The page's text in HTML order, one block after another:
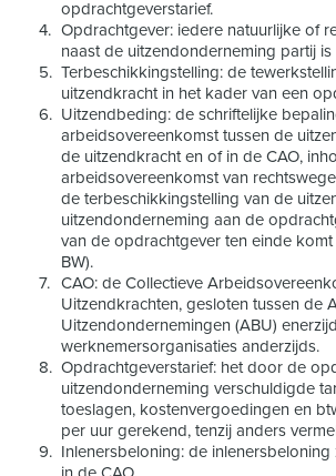
opdrachtgeverstarief.
Opdrachtgever: iedere natuurlijke of
naast de uitzendonderneming partij
Terbeschikkingstelling: de
uitzendkracht in het kader van een
Uitzendbeding: de schriftelijke
arbeidsovereenkomst tussen de
de uitzendkracht en of in de CAO,
arbeidsovereenkomst van
de terbeschikkingstelling van de
uitzendonderneming aan de
van de opdrachtgever ten einde komt
BW).
CAO: de Collectieve
Uitzendkrachten, gesloten tussen de
Uitzendondernemingen (ABU)
werknemersorganisaties anderzijds.
Opdrachtgeverstarief: het door de
uitzendonderneming verschuldigde
toeslagen, kostenvergoedingen en
per uur gerekend, tenzij anders
Inlenersbeloning: de